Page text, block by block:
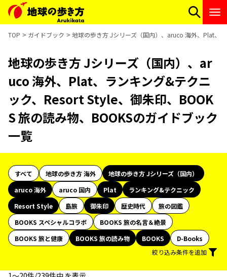
TOP ガイドブック 地球の歩き方 Jシリーズ（国内）、aruco 海外、Plat、
地球の歩き方 Jシリーズ（国内）、ar
uco 海外、Plat、ランキング&テクニ
ック、Resort Style、御朱印、BOOK
S 旅の読み物、BOOKSのガイドブック
一覧
すべて 地球の歩き方 海外
地球の歩き方 Jシリーズ（国内）
aruco 海外
aruco 国内 Plat
ランキング&テクニック
Resort Style
島旅 御朱印 歴史時代
旅の図鑑
BOOKS スペシャルコラボ
BOOKS 旅の名言＆絶景
BOOKS 旅と健康
BOOKS 旅の読み物 BOOKS
D-Books
絞り込み条件を追加